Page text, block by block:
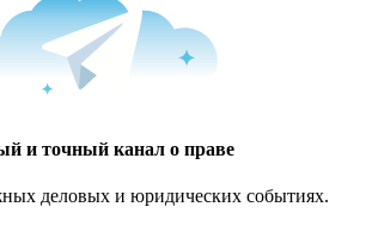
и точный канал о праве
деловых и юридических событиях.